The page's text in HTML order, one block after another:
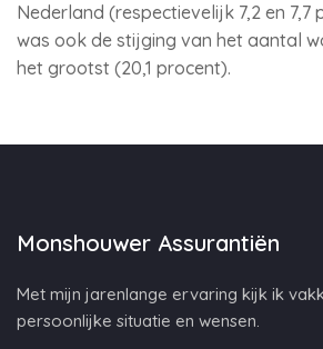
Nederland (respectievelijk 7,2 en 7,7
was ook de stijging van het aantal
het grootst (20,1 procent).
Monshouwer Assurantiën
Met mijn jarenlange ervaring kijk ik
persoonlijke situatie en wensen.